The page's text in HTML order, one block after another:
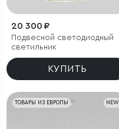
20 300 ₽
Подвесной светодиодный
светильник
КУПИТЬ
NEW
ТОВАРЫ ИЗ ЕВРОПЫ